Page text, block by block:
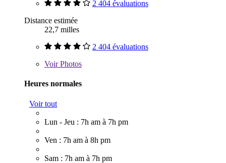
2 404 évaluations
Distance estimée
22,7 milles
2 404 évaluations
VoirPhotos
Heures normales
Voir tout
Lun - Jeu : 7h am à 7h pm
Ven : 7h am à 8h pm
Sam : 7h am à 7h pm